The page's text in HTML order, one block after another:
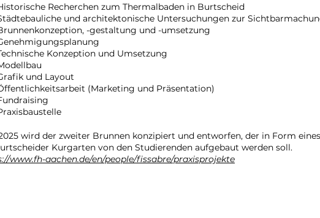
Recherchen zum Thermalbaden in Burtscheid
und architektonische Untersuchungen zur
-gestaltung und -umsetzung
Konzeption und Umsetzung
und Layout
(Marketing und Präsentation)
wird der zweiter Brunnen konzipiert und entworfen, der in Form
Kurgarten von den Studierenden aufgebaut werden soll.
www.fh-aachen.de/en/people/fissabre/praxisprojekte